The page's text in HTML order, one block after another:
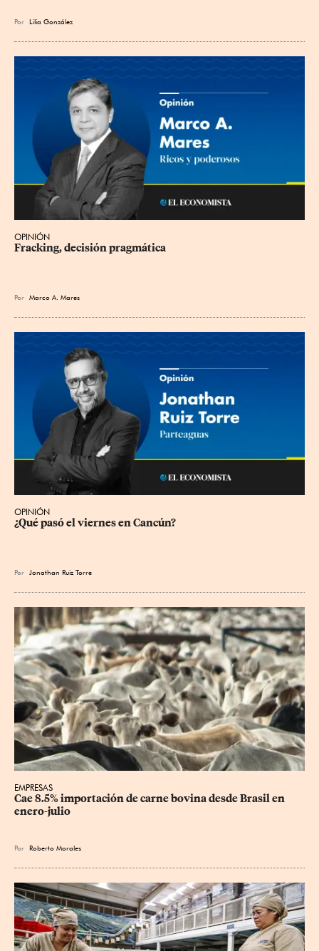
Por Lilia González
OPINIÓN
Fracking, decisión pragmática
Por Marco A. Mares
OPINIÓN
¿Qué pasó el viernes en Cancún?
Por Jonathan Ruiz Torre
EMPRESAS
Cae 8.5% importación de carne bovina desde Brasil en
enero-julio
Por Roberto Morales